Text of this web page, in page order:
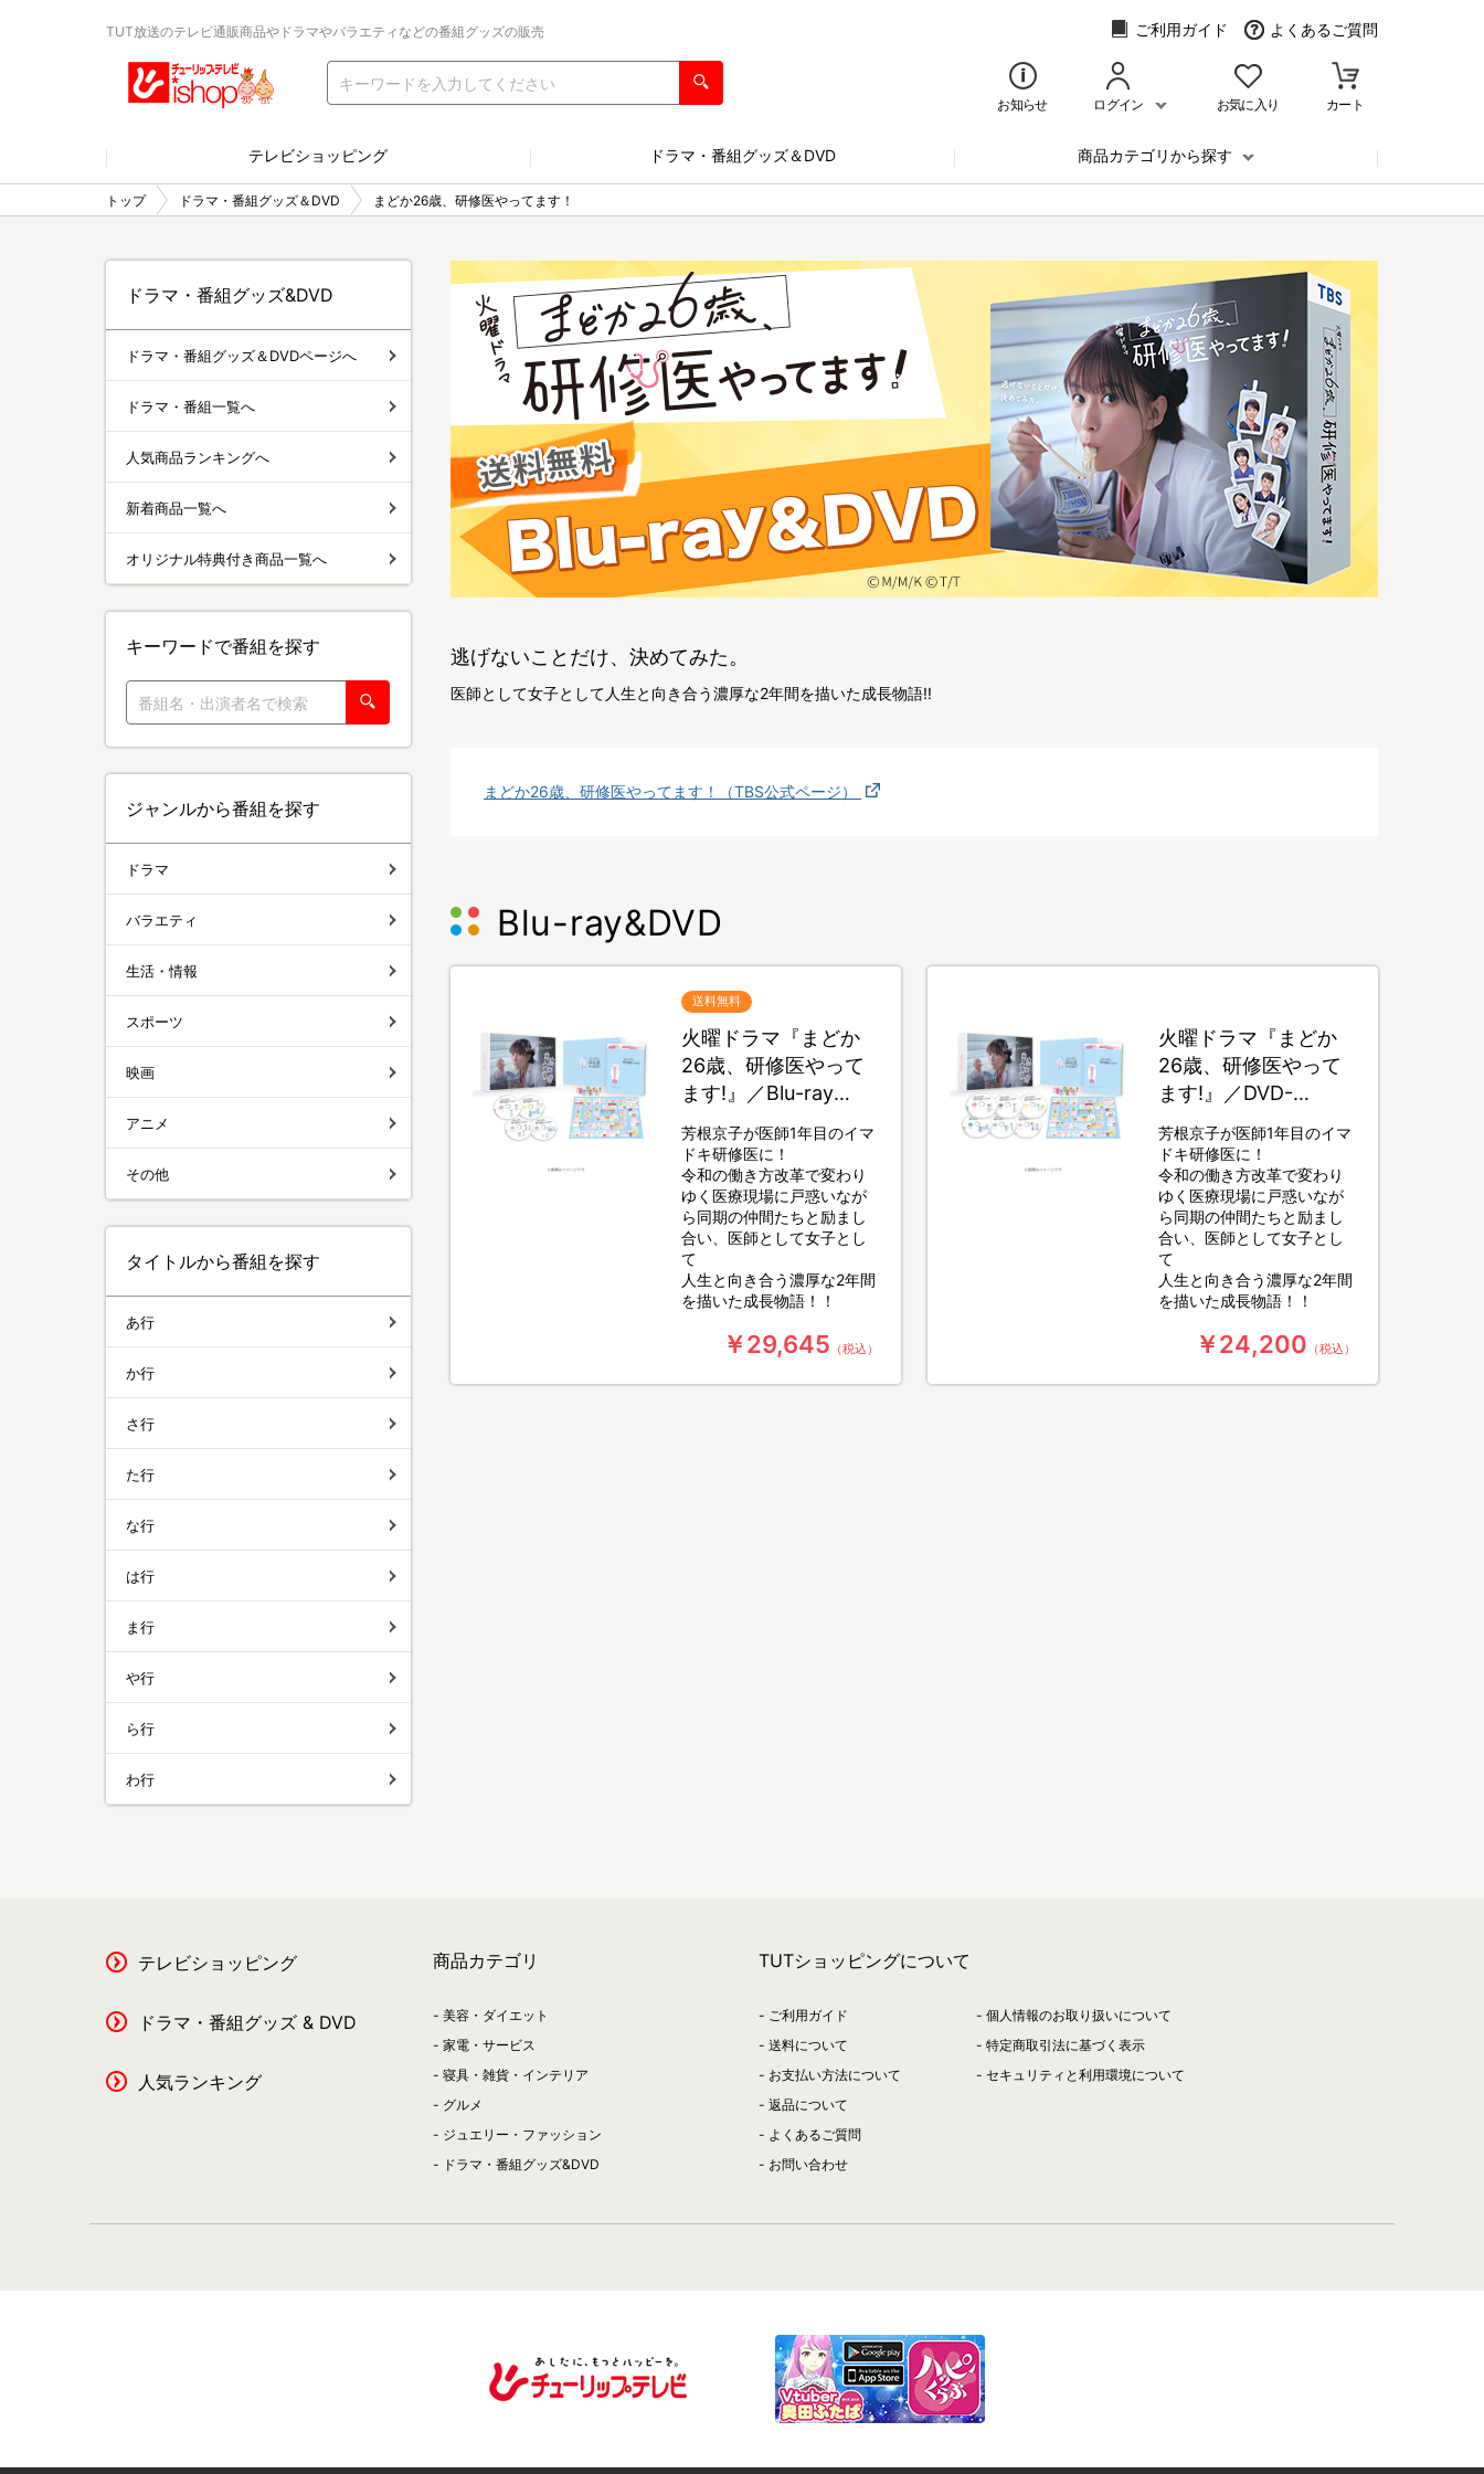
TUT放送のテレビ通販商品やドラマやバラエティなどの番組グッズの販売 ご利用ガイド よくあるご質問
お知らせ ログイン お気に入り カート
テレビショッピング ドラマ・番組グッズ＆DVD 商品カテゴリから探す
トップ ドラマ・番組グッズ＆DVD まどか26歳、研修医やってます！
逃げないことだけ、決めてみた。
医師として女子として人生と向き合う濃厚な2年間を描いた成長物語!!
まどか26歳、研修医やってます！（TBS公式ページ）
Blu-ray&DVD
送料無料
火曜ドラマ『まどか
26歳、研修医やって
ます!』／Blu-ray
BOX（送料無料・4枚
組）
芳根京子が医師1年目のイマ
ドキ研修医に！
令和の働き方改革で変わり
ゆく医療現場に戸惑いなが
ら同期の仲間たちと励まし
合い、医師として女子とし
て
人生と向き合う濃厚な2年間
を描いた成長物語！！
￥29,645 （税込）
火曜ドラマ『まどか
26歳、研修医やって
ます!』／DVD-
BOX（送料無料・6枚
組）
芳根京子が医師1年目のイマ
ドキ研修医に！
令和の働き方改革で変わり
ゆく医療現場に戸惑いなが
ら同期の仲間たちと励まし
合い、医師として女子とし
て
人生と向き合う濃厚な2年間
を描いた成長物語！！
￥24,200 （税込）
ドラマ・番組グッズ&DVD
ドラマ・番組グッズ＆DVDページへ
ドラマ・番組一覧へ
人気商品ランキングへ
新着商品一覧へ
オリジナル特典付き商品一覧へ
キーワードで番組を探す
ジャンルから番組を探す
ドラマ
バラエティ
生活・情報
スポーツ
映画
アニメ
その他
タイトルから番組を探す
あ行
か行
さ行
た行
な行
は行
ま行
や行
ら行
わ行
テレビショッピング
ドラマ・番組グッズ & DVD
人気ランキング
商品カテゴリ
美容・ダイエット
家電・サービス
寝具・雑貨・インテリア
グルメ
ジュエリー・ファッション
ドラマ・番組グッズ&DVD
TUTショッピングについて
ご利用ガイド
送料について
お支払い方法について
返品について
よくあるご質問
お問い合わせ
個人情報のお取り扱いについて
特定商取引法に基づく表示
セキュリティと利用環境について